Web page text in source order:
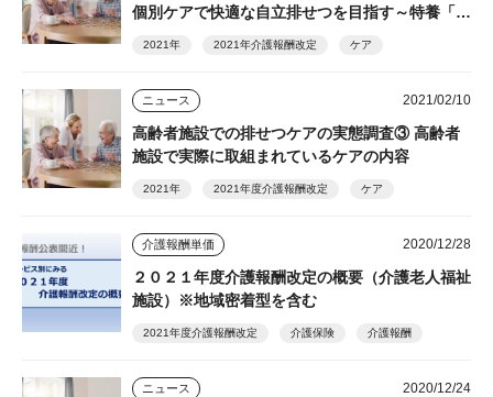
個別ケアで快適な自立排せつを目指す～特養「味
酒野ていれぎ荘」×ユニ・チャーム メンリッケ
2021年 2021年介護報酬改定 ケア
ニュース 2021/02/10
高齢者施設での排せつケアの実態調査③ 高齢者
施設で実際に取組まれているケアの内容
2021年 2021年度介護報酬改定 ケア
介護報酬単価 2020/12/28
２０２１年度介護報酬改定の概要（介護老人福祉
施設）※地域密着型を含む
2021年度介護報酬改定 介護保険 介護報酬
ニュース 2020/12/24